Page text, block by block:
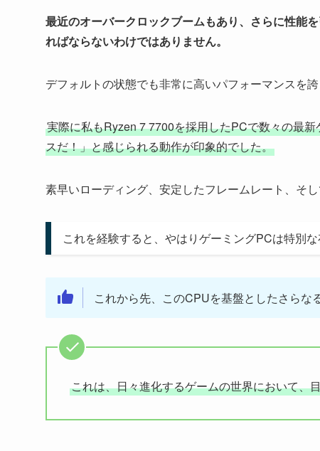
最近のオーバークロックブームもあり、さらに性能
ればならないわけではありません。
デフォルトの状態でも非常に高いパフォーマンスを誇
実際に私もRyzen 7 7700を採用したPCで数々の最
スだ！」と感じられる動作が印象的でした。
素早いローディング、安定したフレームレート、そし
これを経験すると、やはりゲーミングPCは特別な
これから先、このCPUを基盤としたさらな
これは、日々進化するゲームの世界において、